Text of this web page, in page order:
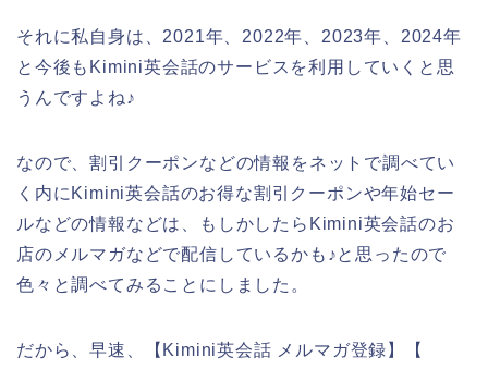
それに私自身は、2021年、2022年、2023年、2024年
と今後もKimini英会話のサービスを利用していくと思
うんですよね♪
なので、割引クーポンなどの情報をネットで調べてい
く内にKimini英会話のお得な割引クーポンや年始セー
ルなどの情報などは、もしかしたらKimini英会話のお
店のメルマガなどで配信しているかも♪と思ったので
色々と調べてみることにしました。
だから、早速、【Kimini英会話 メルマガ登録】【